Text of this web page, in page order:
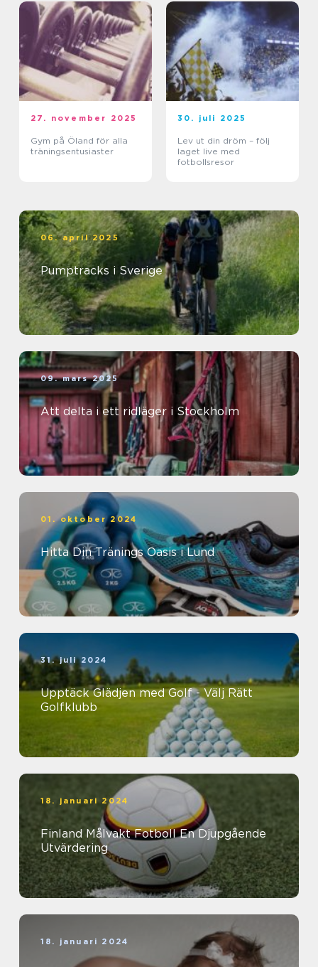
27. november 2025
Gym på Öland för alla
träningsentusiaster
30. juli 2025
Lev ut din dröm – följ
laget live med
fotbollsresor
06. april 2025
Pumptracks i Sverige
09. mars 2025
Att delta i ett ridläger i Stockholm
01. oktober 2024
Hitta Din Tränings Oasis i Lund
31. juli 2024
Upptäck Glädjen med Golf - Välj Rätt
Golfklubb
18. januari 2024
Finland Målvakt Fotboll En Djupgående
Utvärdering
18. januari 2024